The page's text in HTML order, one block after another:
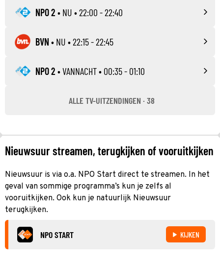
NPO 2 • NU • 22:00 - 22:40
BVN • NU • 22:15 - 22:45
NPO 2 •VANNACHT• 00:35 - 01:10
ALLE TV-UITZENDINGEN · 38
Nieuwsuur streamen, terugkijken of vooruitkijken
Nieuwsuur is via o.a. NPO Start direct te streamen. In het
geval van sommige programma’s kun je zelfs al
vooruitkijken. Ook kun je natuurlijk Nieuwsuur
terugkijken.
NPO START KIJKEN